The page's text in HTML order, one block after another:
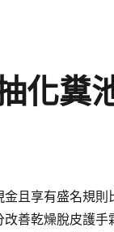
化糞
金且享有盛名規則
改善乾燥脫皮護手